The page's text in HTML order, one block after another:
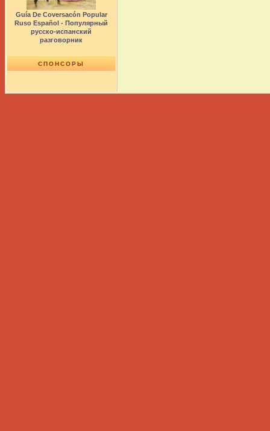
Guía De Coversacón Popular
Ruso Español - Популярный
русско-испанский
разговорник
СПОНСОРЫ